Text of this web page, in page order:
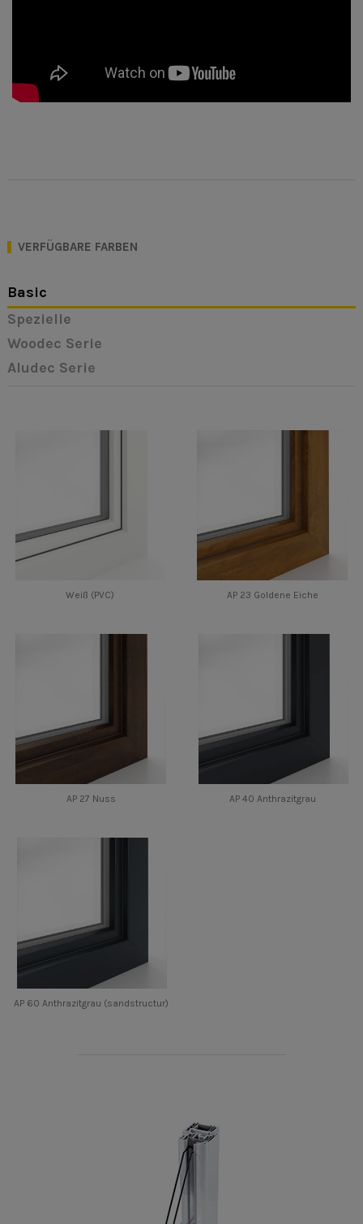
VERFÜGBARE FARBEN
Basic
Spezielle
Woodec Serie
Aludec Serie
Weiß (PVC) AP 23 Goldene Eiche
AP 27 Nuss AP 40 Anthrazitgrau
AP 60 Anthrazitgrau (sandstructur)